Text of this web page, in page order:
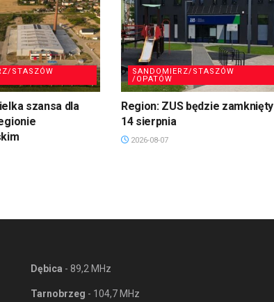
STASZÓW
szansa dla
SANDOMIERZ/STASZÓW
/OPATÓW
Region: ZUS będzie zamknięty
14 sierpnia
2026-08-07
Dębica - 89,2 MHz
Tarnobrzeg - 104,7 MHz